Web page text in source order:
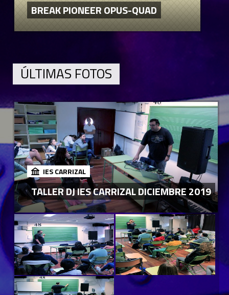
BREAK PIONEER OPUS-QUAD
ÚLTIMAS FOTOS
IES CARRIZAL
TALLER DJ IES CARRIZAL DICIEMBRE 2019